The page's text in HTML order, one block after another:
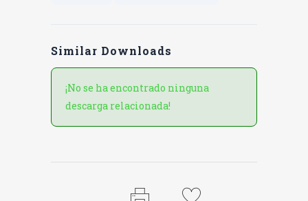
Similar Downloads
¡No se ha encontrado ninguna
descarga relacionada!